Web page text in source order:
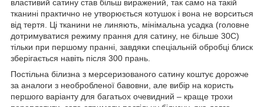
властивий сатину став більш виражений, так само на такій
тканині практично не утворюється котушок і вона не ворситься
від тертя. Ці тканини не линяють, мінімальна усадка (головне
дотримуватися режиму прання для сатину, не більше 30С)
тільки при першому пранні, завдяки спеціальній обробці блиск
зберігається навіть після 300 прань.
Постільна білизна з мерсеризованого сатину коштує дорожче
за аналоги з необробленої бавовни, але вибір на користь
першого варіанту для багатьох очевидний – краще трохи